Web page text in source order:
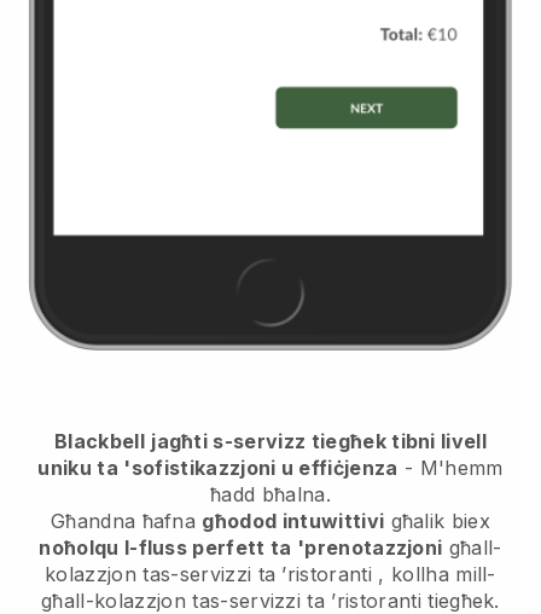
Blackbell jagħti s-servizz tiegħek tibni livell
uniku ta 'sofistikazzjoni u effiċjenza - M'hemm
ħadd bħalna.
Għandna ħafna għodod intuwittivi għalik biex
noħolqu l-fluss perfett ta 'prenotazzjoni għall-
kolazzjon tas-servizzi ta ’ristoranti , kollha mill-
għall-kolazzjon tas-servizzi ta ’ristoranti tiegħek.